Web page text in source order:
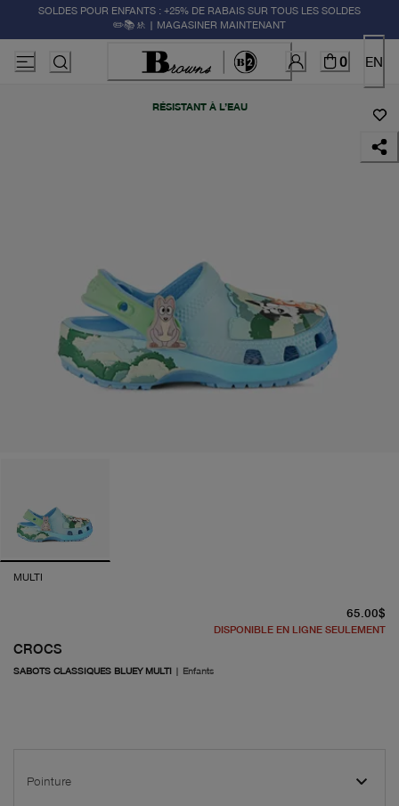
SOLDES POUR ENFANTS : +25% DE RABAIS SUR TOUS LES SOLDES
✏️📚🚸 | MAGASINER MAINTENANT
0 EN
RÉSISTANT À L’EAU
MULTI
CROCS
SABOTS CLASSIQUES BLUEY MULTI | Enfants
65.00$
DISPONIBLE EN LIGNE SEULEMENT
Pointure